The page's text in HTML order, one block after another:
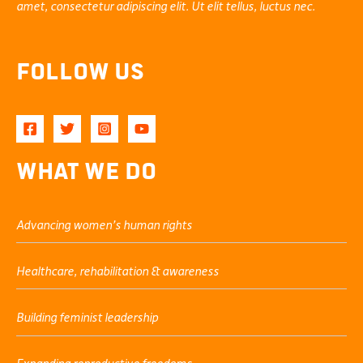
amet, consectetur adipiscing elit. Ut elit tellus, luctus nec.
Follow Us
What We Do
Advancing women’s human rights
Healthcare, rehabilitation & awareness
Building feminist leadership